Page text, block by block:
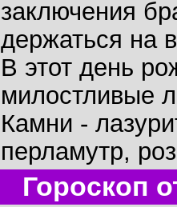
заключения
держаться на
В этот день
милостливые
Камни -
перламутр,
Гороскоп